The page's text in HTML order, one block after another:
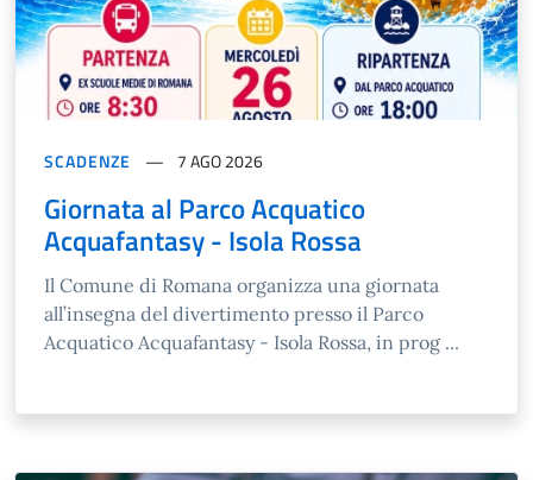
SCADENZE 7 AGO 2026
Giornata al Parco Acquatico
Acquafantasy - Isola Rossa
Il Comune di Romana organizza una giornata
all’insegna del divertimento presso il Parco
Acquatico Acquafantasy - Isola Rossa, in prog ...